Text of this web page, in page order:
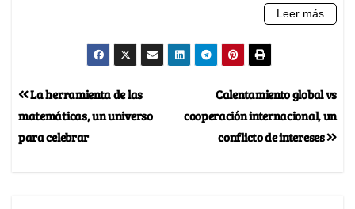
Calentamiento global vs
cooperación internacional, un
conflicto de intereses
La herramienta de las
matemáticas, un universo
para celebrar